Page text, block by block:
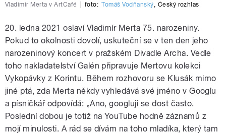
Vladimír Merta v ArtCafé foto: Tomáš Vodňanský, Český rozhlas
20. ledna 2021 oslaví Vladimír Merta 75. narozeniny.
Pokud to okolnosti dovolí, uskuteční se v ten den jeho
narozeninový koncert v pražském Divadle Archa. Vedle
toho nakladatelství Galén připravuje Mertovu kolekci
Vykopávky z Korintu. Během rozhovoru se Klusák mimo
jiné ptá, zda Merta někdy vyhledává své jméno v Googlu
a písničkář odpovídá: „Ano, googluji se dost často.
Poslední dobou je totiž na YouTube hodně záznamů z
mojí minulosti. A rád se dívám na toho mladíka, který tam